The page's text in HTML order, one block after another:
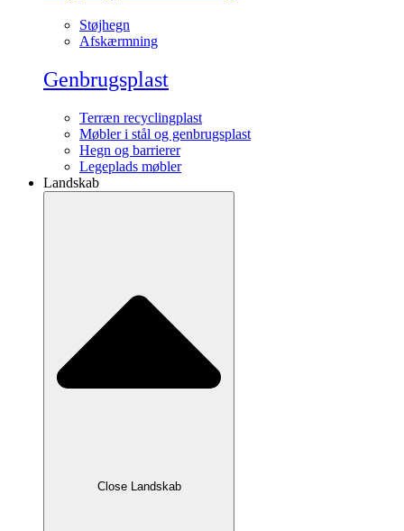
Støjhegn
Afskærmning
Genbrugsplast
Terræn recyclingplast
Møbler i stål og genbrugsplast
Hegn og barrierer
Legeplads møbler
Landskab
Close Landskab